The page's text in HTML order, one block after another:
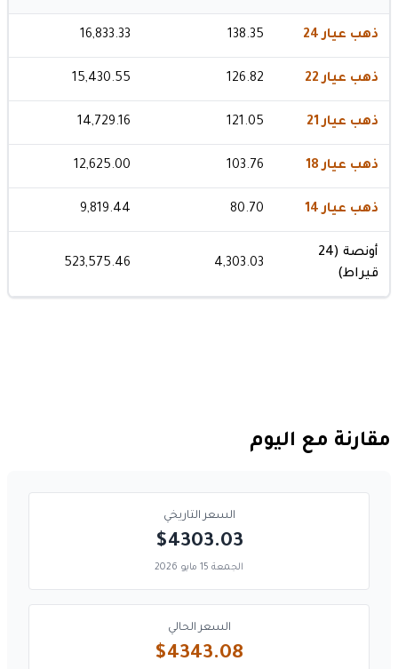
ذهب عيار 24 138.35
16,833.33
ذهب عيار 22 126.82
15,430.55
ذهب عيار 21 121.05
14,729.16
ذهب عيار 18 103.76
12,625.00
ذهب عيار 14 80.70
9,819.44
أونصة (24
قيراط)
4,303.03
523,575.46
مقارنة مع اليوم
السعر التاريخي
$4303.03
الجمعة 15 مايو 2026
السعر الحالي
$4343.08